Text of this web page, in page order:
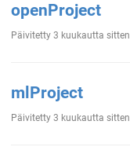
openProject
Päivitetty 3 kuukautta sitten
mlProject
Päivitetty 3 kuukautta sitten